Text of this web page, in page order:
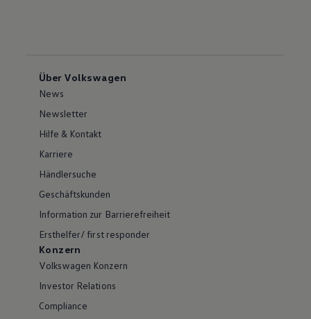
Über Volkswagen
News
Newsletter
Hilfe & Kontakt
Karriere
Händlersuche
Geschäftskunden
Information zur Barrierefreiheit
Ersthelfer/ first responder
Konzern
Volkswagen Konzern
Investor Relations
Compliance